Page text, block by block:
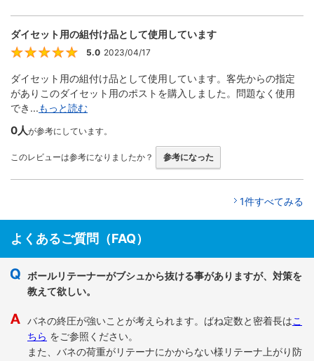
ダイセット用の組付け品として使用しています
5
5.0 2023/04/17
ダイセット用の組付け品として使用しています。客先からの指定
がありこのダイセット用のポストを購入しました。問題なく使用
でき...もっと読む
0人が参考にしています。
このレビューは参考になりましたか？ 参考になった
1件すべてみる
よくあるご質問（FAQ）
ボールリテーナーがブシュから抜ける事がありますが、対策を
教えて欲しい。
バネの終圧が強いことが考えられます。ばね定数と密着長はこ
ちら をご参照ください。
また、バネの荷重がリテーナにかからない様リテーナ上がり防